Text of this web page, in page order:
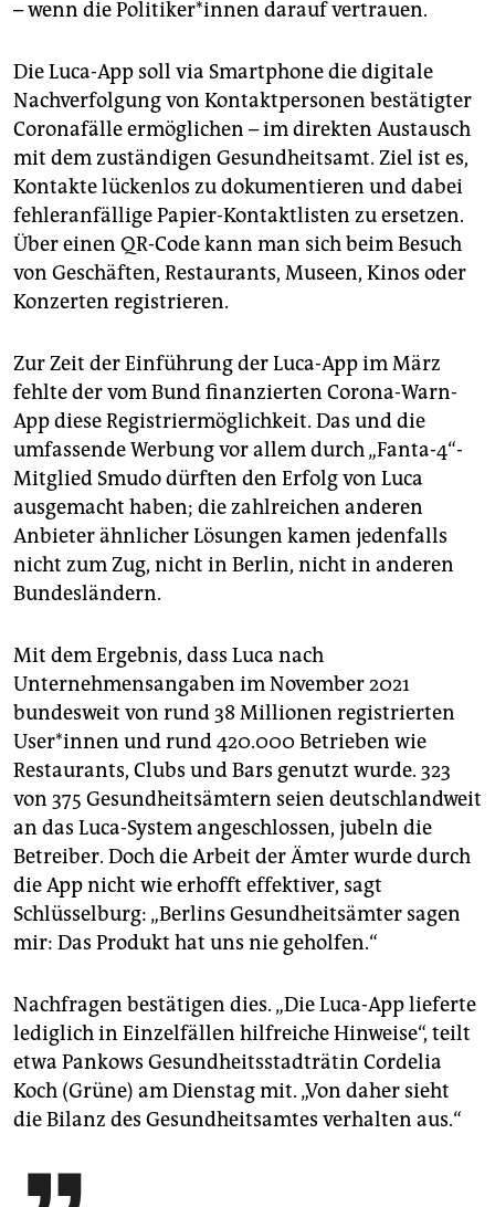
– wenn die Po­li­ti­ke­r*in­nen darauf vertrauen.
Die Luca-App soll via Smartphone die digitale
Nachverfolgung von Kontaktpersonen bestätigter
Coronafälle ermöglichen – im direkten Austausch
mit dem zuständigen Gesundheitsamt. Ziel ist es,
Kontakte lückenlos zu dokumentieren und dabei
fehleranfällige Papier-Kontaktlisten zu ersetzen.
Über einen QR-Code kann man sich beim Besuch
von Geschäften, Restaurants, Museen, Kinos oder
Konzerten registrieren.
Zur Zeit der Einführung der Luca-App im März
fehlte der vom Bund finanzierten Corona-Warn-
App diese Registriermöglichkeit. Das und die
umfassende Werbung vor allem durch „Fanta-4“-
Mitglied Smudo dürften den Erfolg von Luca
ausgemacht haben; die zahlreichen anderen
Anbieter ähnlicher Lösungen kamen jedenfalls
nicht zum Zug, nicht in Berlin, nicht in anderen
Bundesländern.
Mit dem Ergebnis, dass Luca nach
Unternehmensangaben im November 2021
bundesweit von rund 38 Millionen registrierten
Use­r*in­nen und rund 420.000 Betrieben wie
Restaurants, Clubs und Bars genutzt wurde. 323
von 375 Gesundheitsämtern seien deutschlandweit
an das Luca-System angeschlossen, jubeln die
Betreiber. Doch die Arbeit der Ämter wurde durch
die App nicht wie erhofft effektiver, sagt
Schlüsselburg: „Berlins Gesundheitsämter sagen
mir: Das Produkt hat uns nie geholfen.“
Nachfragen bestätigen dies. „Die Luca-App lieferte
lediglich in Einzelfällen hilfreiche Hinweise“, teilt
etwa Pankows Gesundheitsstadträtin Cordelia
Koch (Grüne) am Dienstag mit. „Von daher sieht
die Bilanz des Gesundheitsamtes verhalten aus.“